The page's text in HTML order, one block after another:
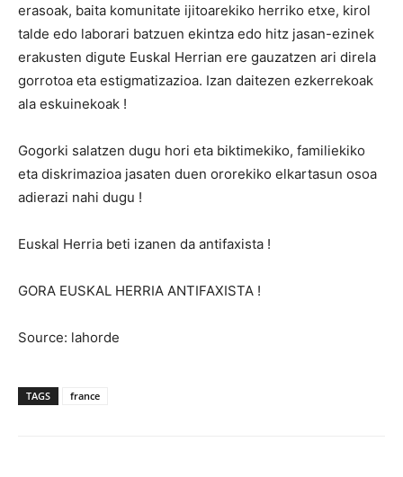
erasoak, baita komunitate ijitoarekiko herriko etxe, kirol
talde edo laborari batzuen ekintza edo hitz jasan-ezinek
erakusten digute Euskal Herrian ere gauzatzen ari direla
gorrotoa eta estigmatizazioa. Izan daitezen ezkerrekoak
ala eskuinekoak !
Gogorki salatzen dugu hori eta biktimekiko, familiekiko
eta diskrimazioa jasaten duen ororekiko elkartasun osoa
adierazi nahi dugu !
Euskal Herria beti izanen da antifaxista !
GORA EUSKAL HERRIA ANTIFAXISTA !
Source: lahorde
TAGS france